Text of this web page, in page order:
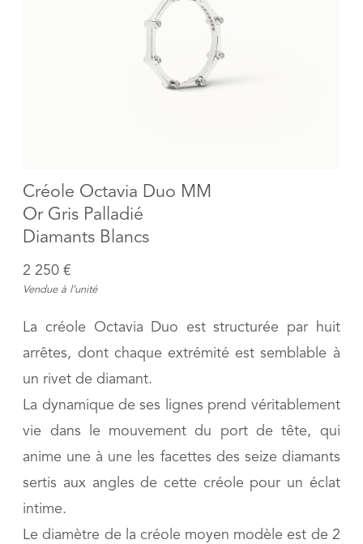
Créole Octavia Duo MM
Or Gris Palladié
Diamants Blancs
2 250 €
Vendue à l’unité
La créole Octavia Duo est structurée par huit
arrêtes, dont chaque extrémité est semblable à
un rivet de diamant.
La dynamique de ses lignes prend véritablement
vie dans le mouvement du port de tête, qui
anime une à une les facettes des seize diamants
sertis aux angles de cette créole pour un éclat
intime.
Le diamètre de la créole moyen modèle est de 2